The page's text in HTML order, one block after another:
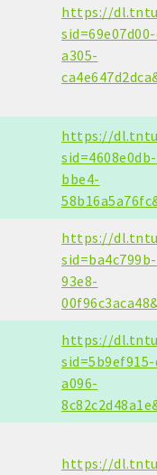
https://
a305-
https://
bbe4-
https://
93e8-
https://
a096-
https://